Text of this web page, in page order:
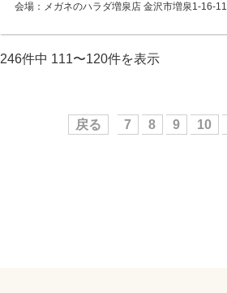
会場：メガネのハラダ増泉店 金沢市増泉1-16-11
246件中 111〜120件を表示
戻る 7 8 9 10